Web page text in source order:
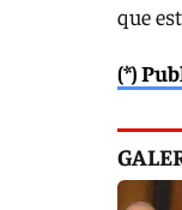
que
(*)